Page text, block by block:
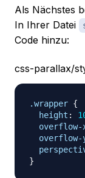
Als Nächstes
In Ihrer Datei
Code hinzu:
css-parallax/
.wrapper {
height :
overflow-
overflow-
}